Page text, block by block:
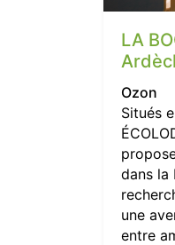
LA
Ozon
Situés
dans la
une
entre